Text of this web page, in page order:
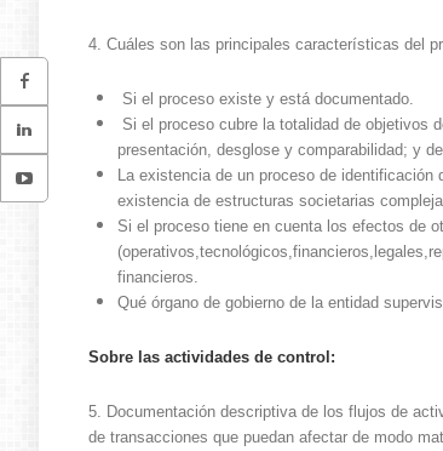
4. Cuáles son las principales características del
Si el proceso existe y está documentado.
Si el proceso cubre la totalidad de objetivos
presentación, desglose y comparabilidad; y
La existencia de un proceso de
existencia de estructuras societarias
Si el proceso tiene en cuenta los efectos de
financieros.
Qué órgano de gobierno de la entidad
Sobre las actividades de control:
5. Documentación descriptiva de los flujos de
de transacciones que puedan afectar de modo